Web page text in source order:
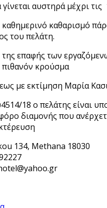
αυστηρά μέχρι τις
καθαρισμό
του πελάτη.
επαφής των
πιθανόν κρούσμα
με εκτίμηση Μαρία
18 ο πελάτης είναι
διαμονής που
134, Methana 18030